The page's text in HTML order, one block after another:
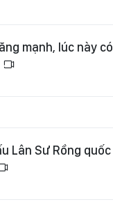
mạnh, lúc này có
Lân Sư Rồng quốc